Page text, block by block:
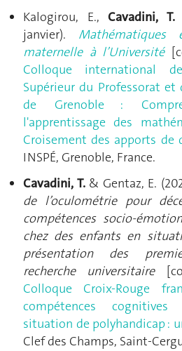
Kalogirou, E., Cavadini, T.
janvier).
maternelle à l’Université
Colloque international
Supérieur du Professorat et
de Grenoble :
l'apprentissage des
Croisement des apports de
INSPÉ, Grenoble, France.
Cavadini, T.& Gentaz, E.
de l’oculométrie pour
compétences socio-
chez des enfants en
présentation des
recherche universitaire
Colloque Croix-Rouge
compétences
situation de polyhandicap :
Clef des Champs, Saint-